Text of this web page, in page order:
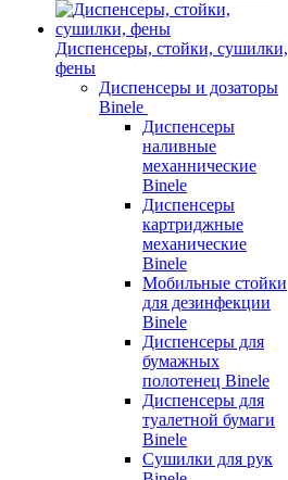
Диспенсеры, стойки, сушилки,
фены
Диспенсеры и дозаторы
Binele
Диспенсеры
наливные
механнические
Binele
Диспенсеры
картриджные
механические
Binele
Мобильные стойки
для дезинфекции
Binele
Диспенсеры для
бумажных
полотенец Binele
Диспенсеры для
туалетной бумаги
Binele
Сушилки для рук